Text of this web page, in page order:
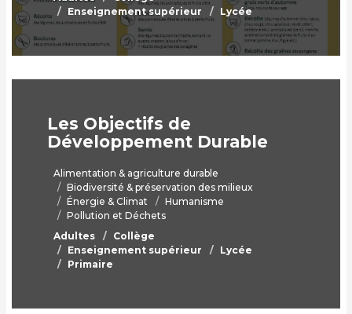
Enseignement supérieur
Lycée
Les Objectifs de
Développement Durable
Alimentation & agriculture durable
Biodiversité & préservation des milieux
Énergie & Climat
Humanisme
Pollution et Déchets
Adultes
Collège
Enseignement supérieur
Lycée
Primaire